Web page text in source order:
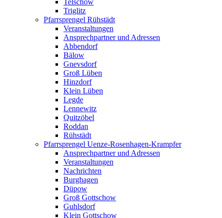
Telschow
Triglitz
Pfarrsprengel Rühstädt
Veranstaltungen
Ansprechpartner und Adressen
Abbendorf
Bälow
Gnevsdorf
Groß Lüben
Hinzdorf
Klein Lüben
Legde
Lennewitz
Quitzöbel
Roddan
Rühstädt
Pfarrsprengel Uenze-Rosenhagen-Krampfer
Ansprechpartner und Adressen
Veranstaltungen
Nachrichten
Burghagen
Düpow
Groß Gottschow
Guhlsdorf
Klein Gottschow